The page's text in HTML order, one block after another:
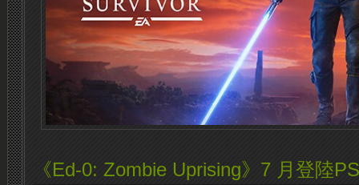
《Ed-0: Zombie Uprising》7 月登陸